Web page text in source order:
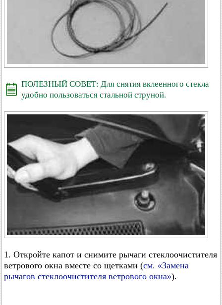
ПОЛЕЗНЫЙ СОВЕТ: Для снятия вклеенного стекла
удобно пользоваться стальной струной.
1. Откройте капот и снимите рычаги стеклоочистителя
ветрового окна вместе со щетками (см. «Замена
рычагов стеклоочистителя ветрового окна»).